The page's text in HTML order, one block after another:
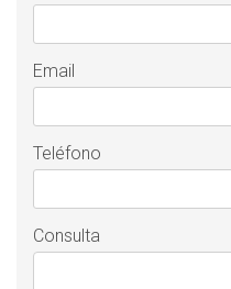
Email
Teléfono
Consulta